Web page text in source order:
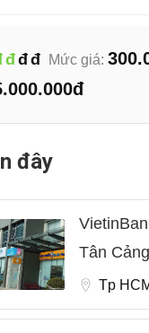
đđđ Mức giá:
đây
Tân
Tp